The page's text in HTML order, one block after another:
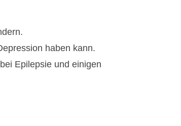
haben kann.
Epilepsie und einigen